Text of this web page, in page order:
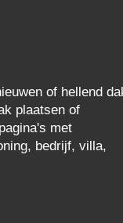
of hellend
plaatsen of
met
bedrijf, villa,